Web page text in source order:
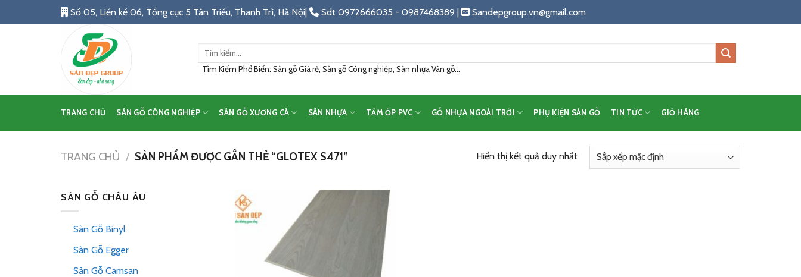
to
Số 05, Liền kề 06, Tổng cục 5 Tân Triều, Thanh Trì, Hà Nội| Sdt 0972666035 - 0987468389 | Sandepgroup.vn@gmail.com
Tìm
Tìm Kiếm Phổ Biến: Sàn gỗ Giá rẻ, Sàn gỗ Công nghiệp, Sàn nhựa Vân gỗ...
TRANG CHỦ SÀN GỖ CÔNG NGHIỆP SÀN GỖ XƯƠNG CÁ SÀN NHỰA TẤM ỐP PVC GỖ NHỰA NGOÀI TRỜI PHỤ KIỆN SÀN GỖ TIN TỨC GIỎ HÀNG
TRANG CHỦ / SẢN PHẨM ĐƯỢC GẮN THẺ “GLOTEX S471” Hiển thị kết quả duy nhất
SÀN GỖ CHÂU ÂU
Sàn Gỗ Binyl
Sàn Gỗ Egger
Sàn Gỗ Camsan
Add
wishlist